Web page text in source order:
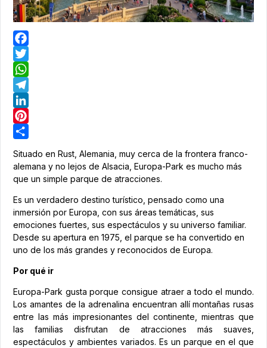
Facebook
Twitter
WhatsApp
Telegram
LinkedIn
Pinterest
Situado en Rust, Alemania, muy cerca de la frontera franco-
alemana y no lejos de Alsacia, Europa-Park es mucho más
que un simple parque de atracciones.
Es un verdadero destino turístico, pensado como una
inmersión por Europa, con sus áreas temáticas, sus
emociones fuertes, sus espectáculos y su universo familiar.
Desde su apertura en 1975, el parque se ha convertido en
uno de los más grandes y reconocidos de Europa.
Por qué ir
Europa-Park gusta porque consigue atraer a todo el mundo.
Los amantes de la adrenalina encuentran allí montañas rusas
entre las más impresionantes del continente, mientras que
las familias disfrutan de atracciones más suaves,
espectáculos y ambientes variados. Es un parque en el que